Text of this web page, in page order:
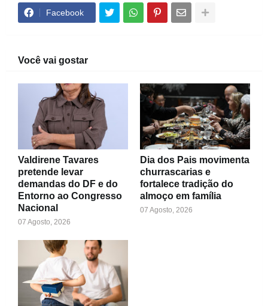
Facebook
Você vai gostar
Valdirene Tavares
pretende levar
demandas do DF e do
Entorno ao Congresso
Nacional
07 Agosto, 2026
Dia dos Pais movimenta
churrascarias e
fortalece tradição do
almoço em família
07 Agosto, 2026